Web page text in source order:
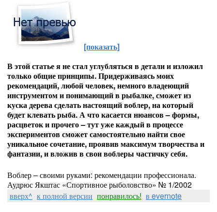
[показать]
В этой статье я не стал углубляться в детали и изложил
только общие принципы. Придерживаясь моих
рекомендаций, любой человек, немного владеющий
инструментом и понимающий в рыбалке, сможет из
куска дерева сделать настоящий воблер, на который
будет клевать рыба. А что касается нюансов – формы,
расцветок и прочего – тут уже каждый в процессе
экспериментов сможет самостоятельно найти свое
уникальное сочетание, проявив максимум творчества и
фантазии, и вложив в свои воблеры частичку себя.
Воблер – своими руками: рекомендации профессионала.
Аудрюс Якштас «Спортивное рыболовство» № 1/2002
вверх^ к полной версии понравилось! в evernote